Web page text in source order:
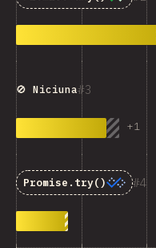
3
🚫 Niciuna
+1
4
Promise.try()